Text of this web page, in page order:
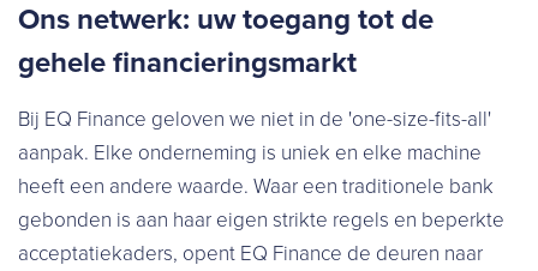
Ons netwerk: uw toegang tot de
gehele financieringsmarkt
Bij EQ Finance geloven we niet in de 'one-size-fits-all'
aanpak. Elke onderneming is uniek en elke machine
heeft een andere waarde. Waar een traditionele bank
gebonden is aan haar eigen strikte regels en beperkte
acceptatiekaders, opent EQ Finance de deuren naar